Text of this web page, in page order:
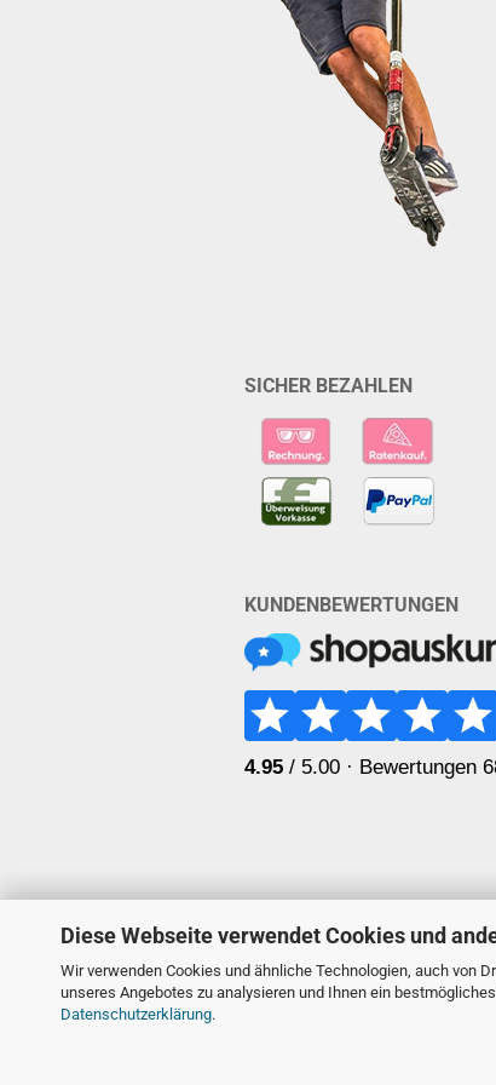
Diese Webseite verwendet Cookies und
Wir verwenden Cookies und ähnliche Technologien, auch von
unseres Angebotes zu analysieren und Ihnen ein
Datenschutzerklärung.
SICHER BEZAHLEN
KUNDENBEWERTUNGEN